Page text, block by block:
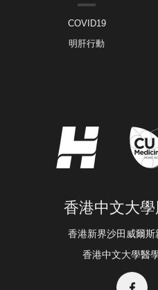
COVID19
明肝行動
香港中文大
香港新界沙田威爾
香港中文大學醫